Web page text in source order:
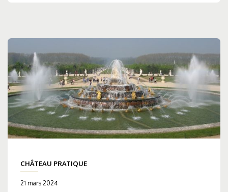
CHÂTEAU PRATIQUE
21 mars 2024